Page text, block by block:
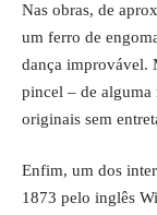
Nas obras, de
um ferro de
dança improvável.
pincel – de alguma
originais sem
Enfim, um dos
1873 pelo inglês